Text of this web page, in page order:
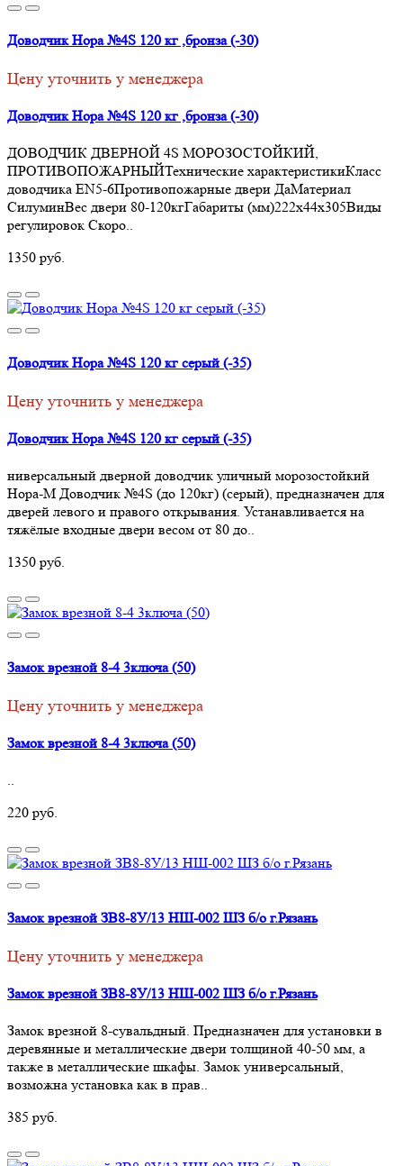
Доводчик Нора №4S 120 кг ,бронза (-30)
Цену уточнить у менеджера
Доводчик Нора №4S 120 кг ,бронза (-30)
ДОВОДЧИК ДВЕРНОЙ 4S МОРОЗОСТОЙКИЙ,
ПРОТИВОПОЖАРНЫЙТехнические характеристикиКласс
доводчика EN5-6Противопожарные двери ДаМатериал
СилуминВес двери 80-120кгГабариты (мм)222х44х305Виды
регулировок Скоро..
1350 руб.
Доводчик Нора №4S 120 кг серый (-35)
Цену уточнить у менеджера
Доводчик Нора №4S 120 кг серый (-35)
ниверсальный дверной доводчик уличный морозостойкий
Нора-М Доводчик №4S (до 120кг) (серый), предназначен для
дверей левого и правого открывания. Устанавливается на
тяжёлые входные двери весом от 80 до..
1350 руб.
Замок врезной 8-4 3ключа (50)
Цену уточнить у менеджера
Замок врезной 8-4 3ключа (50)
..
220 руб.
Замок врезной ЗВ8-8У/13 НШ-002 ШЗ б/о г.Рязань
Цену уточнить у менеджера
Замок врезной ЗВ8-8У/13 НШ-002 ШЗ б/о г.Рязань
Замок врезной 8-сувальдный. Предназначен для установки в
деревянные и металлические двери толщиной 40-50 мм, а
также в металлические шкафы. Замок универсальный,
возможна установка как в прав..
385 руб.